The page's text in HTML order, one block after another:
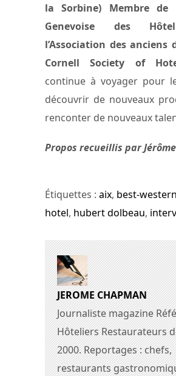
la Sorbine) Membre de
Genevoise des
l’Association des anciens
Cornell Society of
continue à voyager pour
découvrir de nouveaux
renconter de nouveaux
Propos recueillis par
Étiquettes : aix, best-western
hotel, hubert dolbeau,
JEROME CHAPMAN
Journaliste magazine
Hôteliers Restaurateurs
2000. Reportages : chefs,
restaurants